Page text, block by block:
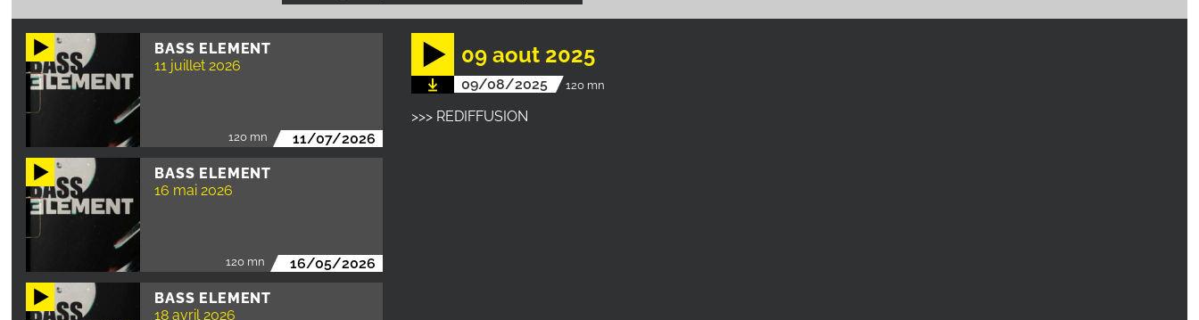
BASS ELEMENT
11 juillet 2026
120 mn 11/07/2026
BASS ELEMENT
16 mai 2026
120 mn 16/05/2026
BASS ELEMENT
18 avril 2026
09 aout 2025
09/08/2025 120 mn
>>> REDIFFUSION